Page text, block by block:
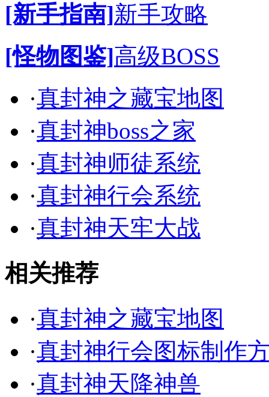
[新手指南]新手攻略
[怪物图鉴]高级BOSS
·真封神之藏宝地图
·真封神boss之家
·真封神师徒系统
·真封神行会系统
·真封神天牢大战
相关推荐
·真封神之藏宝地图
·真封神行会图标制作
·真封神天降神兽